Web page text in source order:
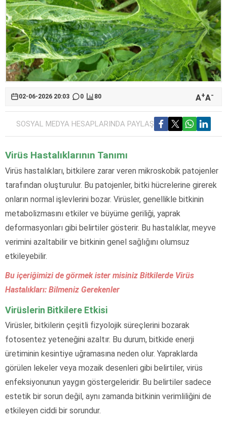
02-06-2026 20:03 0 80 A+A-
SOSYAL MEDYA HESAPLARINDA PAYLAŞ
Virüs Hastalıklarının Tanımı
Virüs hastalıkları, bitkilere zarar veren mikroskobik patojenler
tarafından oluşturulur. Bu patojenler, bitki hücrelerine girerek
onların normal işlevlerini bozar. Virüsler, genellikle bitkinin
metabolizmasını etkiler ve büyüme geriliği, yaprak
deformasyonları gibi belirtiler gösterir. Bu hastalıklar, meyve
verimini azaltabilir ve bitkinin genel sağlığını olumsuz
etkileyebilir.
Bu içeriğimizi de görmek ister misiniz Bitkilerde Virüs
Hastalıkları: Bilmeniz Gerekenler
Virüslerin Bitkilere Etkisi
Virüsler, bitkilerin çeşitli fizyolojik süreçlerini bozarak
fotosentez yeteneğini azaltır. Bu durum, bitkide enerji
üretiminin kesintiye uğramasına neden olur. Yapraklarda
görülen lekeler veya mozaik desenleri gibi belirtiler, virüs
enfeksiyonunun yaygın göstergeleridir. Bu belirtiler sadece
estetik bir sorun değil, aynı zamanda bitkinin verimliliğini de
etkileyen ciddi bir sorundur.